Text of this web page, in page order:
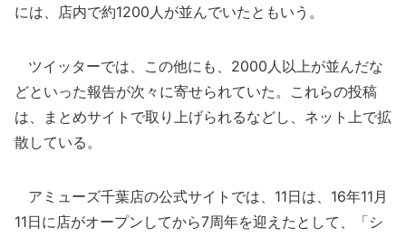
には、店内で約1200人が並んでいたともいう。
ツイッターでは、この他にも、2000人以上が並んだな
どといった報告が次々に寄せられていた。これらの投稿
は、まとめサイトで取り上げられるなどし、ネット上で拡
散している。
アミューズ千葉店の公式サイトでは、11日は、16年11月
11日に店がオープンしてから7周年を迎えたとして、「シ